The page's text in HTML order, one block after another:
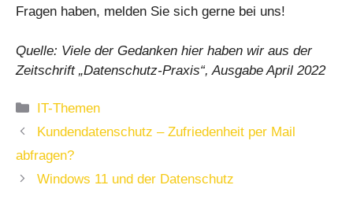
Fragen haben, melden Sie sich gerne bei uns!
Quelle: Viele der Gedanken hier haben wir aus der
Zeitschrift „Datenschutz-Praxis“, Ausgabe April 2022
Kategorien
IT-Themen
Kundendatenschutz – Zufriedenheit per Mail
abfragen?
Windows 11 und der Datenschutz